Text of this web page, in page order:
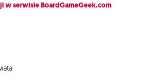
w serwisie BoardGameGeek.com